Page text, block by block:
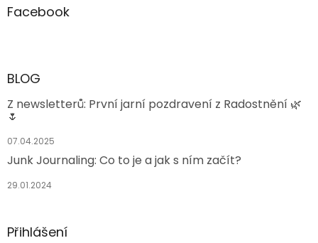
Facebook
BLOG
Z newsletterů: První jarní pozdravení z Radostnění 🌿
🌷
07.04.2025
Junk Journaling: Co to je a jak s ním začít?
29.01.2024
Přihlášení